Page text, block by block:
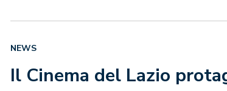
Il Cinema del Lazio
NEWS